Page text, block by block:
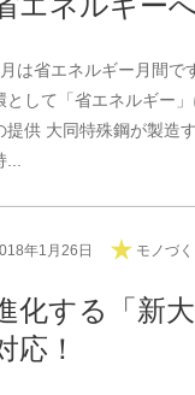
は省エネルギー月間で
として「省エネルギー
提供 大同特殊鋼が製造
...
年1月26日 モノづ
化する「新
応！